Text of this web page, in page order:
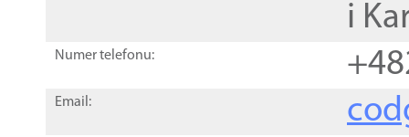
i
Numer telefonu:
Email: